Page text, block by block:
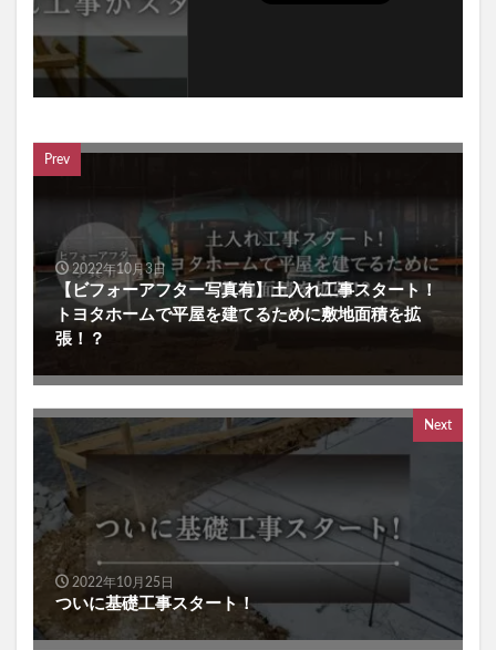
Prev
2022年10月3日
【ビフォーアフター写真有】土入れ工事スタート！
トヨタホームで平屋を建てるために敷地面積を拡
張！？
Next
2022年10月25日
ついに基礎工事スタート！